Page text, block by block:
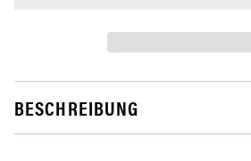
BESCHREIBUNG